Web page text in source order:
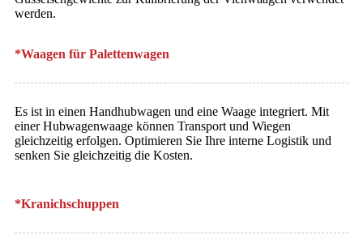
werden.
*Waagen für Palettenwagen
Es ist in einen Handhubwagen und eine Waage integriert. Mit
einer Hubwagenwaage können Transport und Wiegen
gleichzeitig erfolgen. Optimieren Sie Ihre interne Logistik und
senken Sie gleichzeitig die Kosten.
*Kranichschuppen